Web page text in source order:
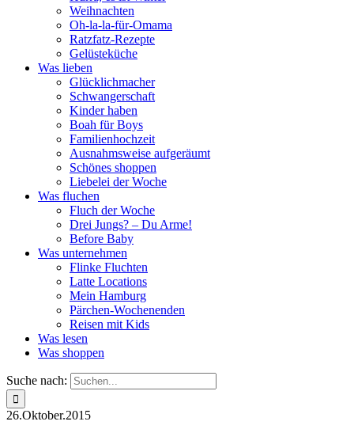
Weihnachten
Oh-la-la-für-Omama
Ratzfatz-Rezepte
Gelüsteküche
Was lieben
Glücklichmacher
Schwangerschaft
Kinder haben
Boah für Boys
Familienhochzeit
Ausnahmsweise aufgeräumt
Schönes shoppen
Liebelei der Woche
Was fluchen
Fluch der Woche
Drei Jungs? – Du Arme!
Before Baby
Was unternehmen
Flinke Fluchten
Latte Locations
Mein Hamburg
Pärchen-Wochenenden
Reisen mit Kids
Was lesen
Was shoppen
Suche nach:
26.Oktober.2015